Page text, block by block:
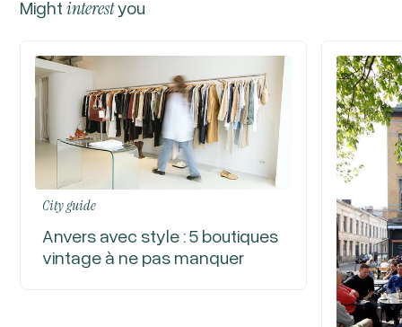
Mightinterestyou
City guide
Anvers avec style : 5 boutiques
vintage à ne pas manquer